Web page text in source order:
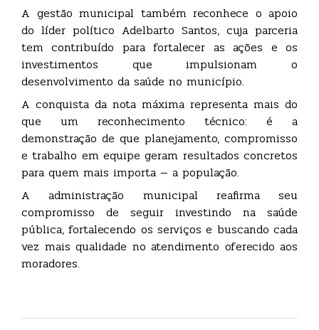
A gestão municipal também reconhece o apoio
do líder político Adelbarto Santos, cuja parceria
tem contribuído para fortalecer as ações e os
investimentos que impulsionam o
desenvolvimento da saúde no município.
A conquista da nota máxima representa mais do
que um reconhecimento técnico: é a
demonstração de que planejamento, compromisso
e trabalho em equipe geram resultados concretos
para quem mais importa — a população.
A administração municipal reafirma seu
compromisso de seguir investindo na saúde
pública, fortalecendo os serviços e buscando cada
vez mais qualidade no atendimento oferecido aos
moradores.